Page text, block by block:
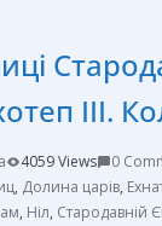
ІІІ.
4059 Views
0
, Долина царів,
, Ніл, Стародавній